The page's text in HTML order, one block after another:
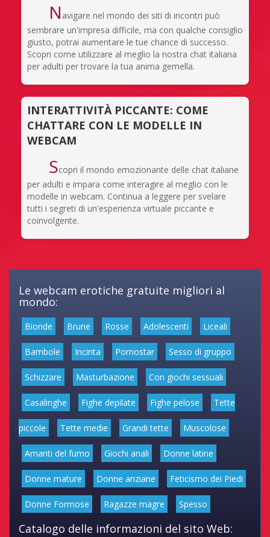
N avigare nel mondo dei siti di incontri può
sembrare un'impresa difficile, ma con qualche consiglio
giusto, potrai aumentare le tue chance di successo.
Scopri come utilizzare al meglio la nostra chat italiana
per adulti per trovare la tua anima gemella.
INTERATTIVITÀ PICCANTE: COME
CHATTARE CON LE MODELLE IN
WEBCAM
Scopri il mondo emozionante delle chat italiane
per adulti e impara come interagire al meglio con le
modelle in webcam. Continua a leggere per svelare
tutti i segreti di un'esperienza virtuale piccante e
coinvolgente.
Le webcam erotiche gratuite migliori al
mondo:
Bionde Brune Rosse Adolescenti Liceali
Bambole Incinta Pornostar Sesso di gruppo
Schizzare Masturbazione Con giochi sessuali
Casalinghe Fighe depilate Fighe pelose Tette
piccole Tette medie Grandi tette Muscolose
Amanti del fumo Giochi anali Donne latine
Donne mature Donne anziane Feticismo dei Piedi
Donne Formose Ragazze magre Spesso
Catalogo delle informazioni del sito Web: